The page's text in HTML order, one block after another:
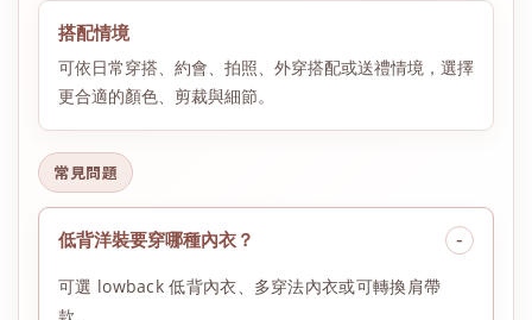
搭配情境
可依日常穿搭、約會、拍照、外穿搭配或送禮情境，選擇
更合適的顏色、剪裁與細節。
常見問題
低背洋裝要穿哪種內衣？
可選 lowback 低背內衣、多穿法內衣或可轉換肩帶